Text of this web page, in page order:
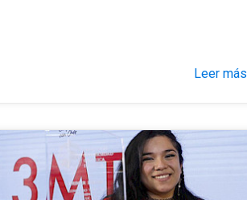
Leer más